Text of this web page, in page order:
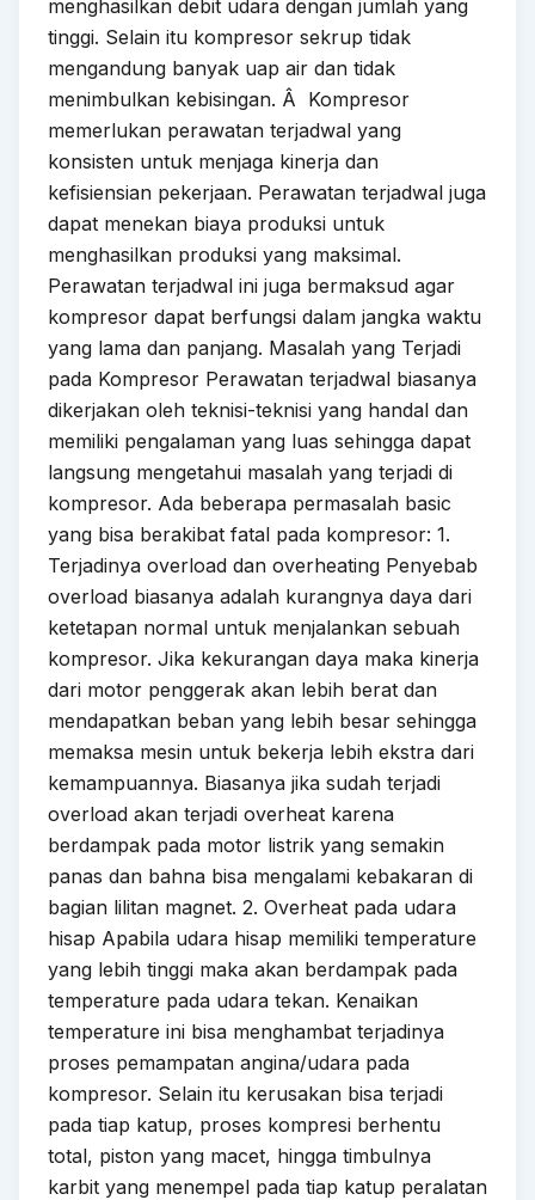
menghasilkan debit udara dengan jumlah yang
tinggi. Selain itu kompresor sekrup tidak
mengandung banyak uap air dan tidak
menimbulkan kebisingan. Â Kompresor
memerlukan perawatan terjadwal yang
konsisten untuk menjaga kinerja dan
kefisiensian pekerjaan. Perawatan terjadwal juga
dapat menekan biaya produksi untuk
menghasilkan produksi yang maksimal.
Perawatan terjadwal ini juga bermaksud agar
kompresor dapat berfungsi dalam jangka waktu
yang lama dan panjang. Masalah yang Terjadi
pada Kompresor Perawatan terjadwal biasanya
dikerjakan oleh teknisi-teknisi yang handal dan
memiliki pengalaman yang luas sehingga dapat
langsung mengetahui masalah yang terjadi di
kompresor. Ada beberapa permasalah basic
yang bisa berakibat fatal pada kompresor: 1.
Terjadinya overload dan overheating Penyebab
overload biasanya adalah kurangnya daya dari
ketetapan normal untuk menjalankan sebuah
kompresor. Jika kekurangan daya maka kinerja
dari motor penggerak akan lebih berat dan
mendapatkan beban yang lebih besar sehingga
memaksa mesin untuk bekerja lebih ekstra dari
kemampuannya. Biasanya jika sudah terjadi
overload akan terjadi overheat karena
berdampak pada motor listrik yang semakin
panas dan bahna bisa mengalami kebakaran di
bagian lilitan magnet. 2. Overheat pada udara
hisap Apabila udara hisap memiliki temperature
yang lebih tinggi maka akan berdampak pada
temperature pada udara tekan. Kenaikan
temperature ini bisa menghambat terjadinya
proses pemampatan angina/udara pada
kompresor. Selain itu kerusakan bisa terjadi
pada tiap katup, proses kompresi berhentu
total, piston yang macet, hingga timbulnya
karbit yang menempel pada tiap katup peralatan